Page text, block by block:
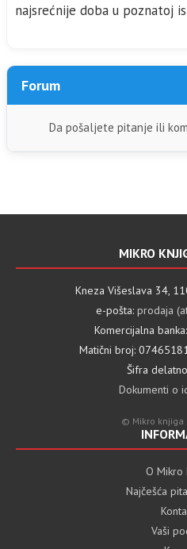
najsrećnije doba u poznatoj
Forum
Da pošaljete pitanje ili
MIKRO
Kneza Višeslava 34,
e-pošta: prodaja
Komercijalna
Matični broj:
Šifra
Dokumenti o
© Mikro knjiga
O Mikro
Najčešća
Vaši